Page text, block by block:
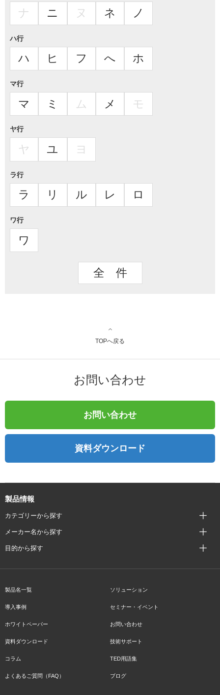
ナ ニ ヌ ネ ノ
ハ行
ハ ヒ フ へ ホ
マ行
マ ミ ム メ モ
ヤ行
ヤ ユ ヨ
ラ行
ラ リ ル レ ロ
ワ行
ワ
全 件
TOPへ戻る
お問い合わせ
お問い合わせ
資料ダウンロード
製品情報
カテゴリーから探す
メーカー名から探す
目的から探す
製品名一覧 ソリューション
導入事例 セミナー・イベント
ホワイトペーパー お問い合わせ
資料ダウンロード 技術サポート
コラム TED用語集
よくあるご質問（FAQ） ブログ